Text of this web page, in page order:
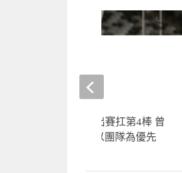
世界12強賽》首度出賽扛第4棒 曾
頌恩：上了場就是以團隊為優先